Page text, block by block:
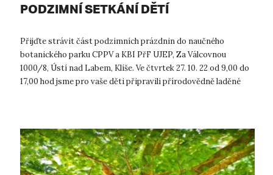
PODZIMNÍ SETKÁNÍ DĚTÍ
Přijďte strávit část podzimních prázdnin do naučného
botanického parku CPPV a KBI PřF UJEP, Za Válcovnou
1000/8, Ústí nad Labem, Klíše. Ve čtvrtek 27. 10. 22 od 9,00 do
17,00 hod jsme pro vaše děti připravili přírodovědně laděné